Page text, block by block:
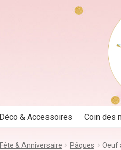
Déco & Accessoires Coin des
Fête & Anniversaire Pâques Oeuf